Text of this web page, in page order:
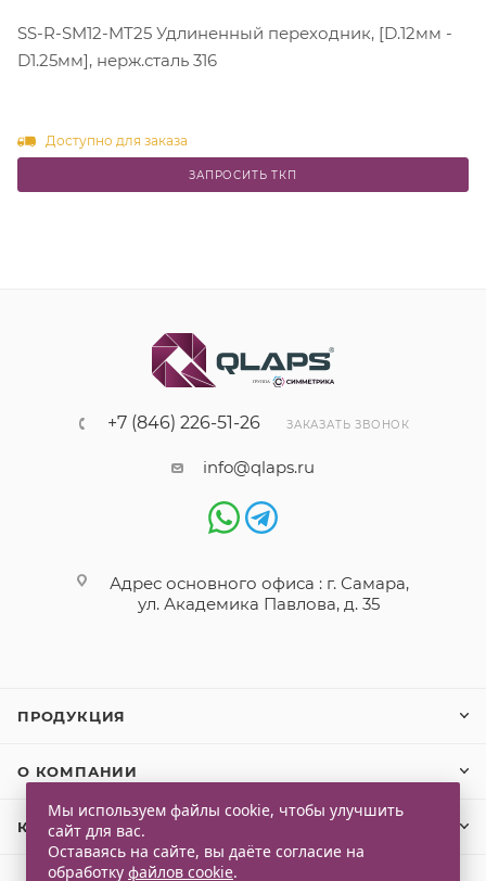
SS-R-SM12-MT25 Удлиненный переходник, [D.12мм -
D1.25мм], нерж.сталь 316
Доступно для заказа
ЗАПРОСИТЬ ТКП
+7 (846) 226-51-26 ЗАКАЗАТЬ ЗВОНОК
info@qlaps.ru
Адрес основного офиса : г. Самара,
ул. Академика Павлова, д. 35
ПРОДУКЦИЯ
О КОМПАНИИ
КЛИЕНТАМ
Мы используем файлы cookie, чтобы улучшить
сайт для вас.
Оставаясь на сайте, вы даёте согласие на
обработку файлов cookie.